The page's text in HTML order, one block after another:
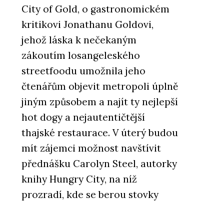
City of Gold, o gastronomickém
kritikovi Jonathanu Goldovi,
jehož láska k nečekaným
zákoutím losangeleského
streetfoodu umožnila jeho
čtenářům objevit metropoli úplně
jiným způsobem a najít ty nejlepší
hot dogy a nejautentičtější
thajské restaurace. V úterý budou
mít zájemci možnost navštívit
přednášku Carolyn Steel, autorky
knihy Hungry City, na níž
prozradí, kde se berou stovky